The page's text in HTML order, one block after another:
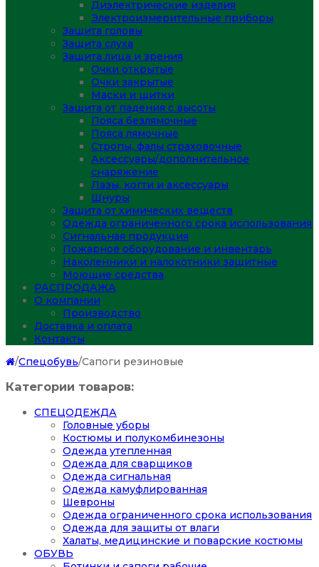
Диэлектрические изделия
Электроизмерительные приборы
Защита головы
Защита слуха
Защита лица и зрения
Очки открытые
Очки закрытые
Маски и щитки
Защита от падения с высоты
Пояса безлямочные
Пояса лямочные
Стропы, фалы страховочные
Аксессуары/дополнительное
снаряжение
Лазы, когти и аксессуары
Шнуры
Защита от химических веществ
Одежда ограниченного срока использования
Сигнальная продукция
Пожарное оборудование и инвентарь
Наколенники и налокотники защитные
Моющие средства
РАСПРОДАЖА
О компании
Производство
Доставка и оплата
Контакты
/Спецобувь/Сапоги резиновые
Категории товаров:
СПЕЦОДЕЖДА
Головные уборы
Костюмы и полукомбинезоны
Одежда утепленная
Одежда для сварщиков
Одежда сигнальная
Одежда камуфлированная
Шевроны
Одежда ограниченного срока использования
Одежда для защиты от влаги
Халаты, медицинские и поварские костюмы
ОБУВЬ